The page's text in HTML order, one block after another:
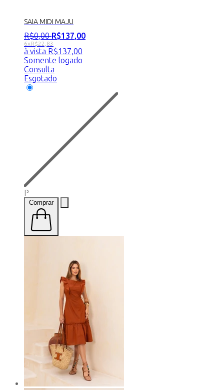
SAIA MIDI MAJU
R$0,00 R$137,00
6xR$22,83
à vista R$137,00
Somente logado
Consulta
Esgotado
P
Comprar